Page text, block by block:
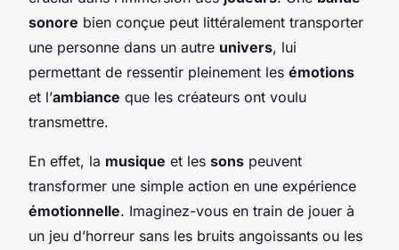
sonore bien conçue peut littéralement transporter
une personne dans un autre univers, lui
permettant de ressentir pleinement les émotions
et l’ambiance que les créateurs ont voulu
transmettre.
En effet, la musique et les sons peuvent
transformer une simple action en une expérience
émotionnelle. Imaginez-vous en train de jouer à
un jeu d’horreur sans les bruits angoissants ou les